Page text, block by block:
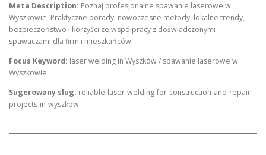
Meta Description: Poznaj profesjonalne spawanie laserowe w
Wyszkowie. Praktyczne porady, nowoczesne metody, lokalne trendy,
bezpieczeństwo i korzyści ze współpracy z doświadczonymi
spawaczami dla firm i mieszkańców.
Focus Keyword: laser welding in Wyszków / spawanie laserowe w
Wyszkowie
Sugerowany slug: reliable-laser-welding-for-construction-and-repair-
projects-in-wyszkow